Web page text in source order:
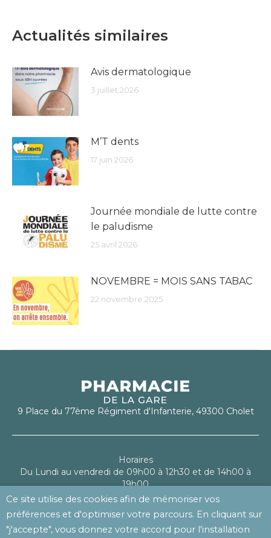
Actualités similaires
Avis dermatologique
3 juillet 2026
M’T dents
17 juin 2026
Journée mondiale de lutte contre
le paludisme
25 avril 2026
NOVEMBRE = MOIS SANS TABAC
22 novembre 2025
9 Place du 77ème Régiment d'Infanterie, 49300 Cholet
Horaires
Du Lundi au vendredi de 09h00 à 12h30 et de 14h00 à
19h00
Le samedi de 09h00 à 13h00
Mentions légales
Ce site utilise des cookies afin de mémoriser vos
préférences et d'optimiser votre parcours. En cliquant sur
"j'accepte", vous donnez votre accord pour l'installation